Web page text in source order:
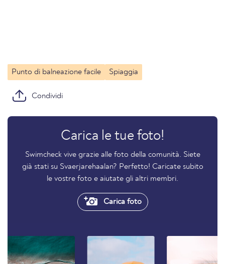
Punto di balneazione facile Spiaggia
Condividi
Carica le tue foto!
Swimcheck vive grazie alle foto della comunità. Siete
già stati su Svaerjarehaalan? Perfetto! Caricate subito
le vostre foto e aiutate gli altri membri.
Carica foto